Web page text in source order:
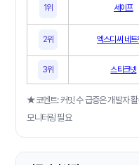
1위 세이프
2위 엑스디씨 네트
3위 스타크넷
★코멘트: 커밋 수 급증은 개발자
모니터링 필요